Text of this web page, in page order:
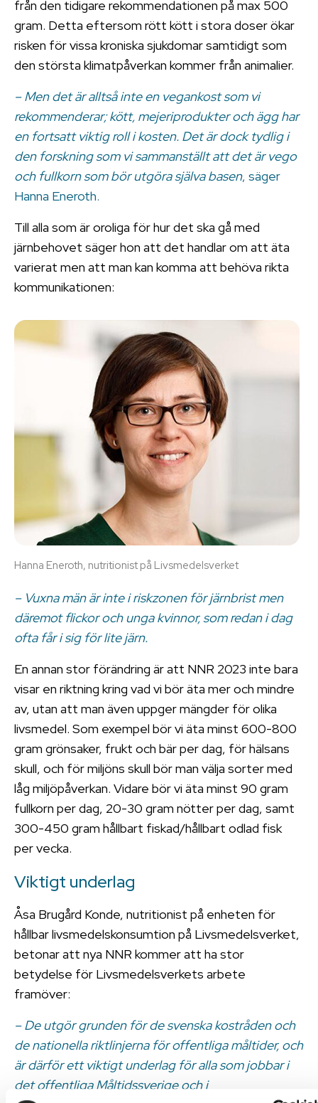
från den tidigare rekommendationen på max 500
gram. Detta eftersom rött kött i stora doser ökar
risken för vissa kroniska sjukdomar samtidigt som
den största klimatpåverkan kommer från animalier.
– Men det är alltså inte en vegankost som vi
rekommenderar; kött, mejeriprodukter och ägg har
en fortsatt viktig roll i kosten. Det är dock tydlig i
den forskning som vi sammanställt att det är vego
och fullkorn som bör utgöra själva basen, säger
Hanna Eneroth.
Till alla som är oroliga för hur det ska gå med
järnbehovet säger hon att det handlar om att äta
varierat men att man kan komma att behöva rikta
kommunikationen:
Hanna Eneroth, nutritionist på Livsmedelsverket
– Vuxna män är inte i riskzonen för järnbrist men
däremot flickor och unga kvinnor, som redan i dag
ofta får i sig för lite järn.
En annan stor förändring är att NNR 2023 inte bara
visar en riktning kring vad vi bör äta mer och mindre
av, utan att man även uppger mängder för olika
livsmedel. Som exempel bör vi äta minst 600-800
gram grönsaker, frukt och bär per dag, för hälsans
skull, och för miljöns skull bör man välja sorter med
låg miljöpåverkan. Vidare bör vi äta minst 90 gram
fullkorn per dag, 20-30 gram nötter per dag, samt
300-450 gram hållbart fiskad/hållbart odlad fisk
per vecka.
Viktigt underlag
Åsa Brugård Konde, nutritionist på enheten för
hållbar livsmedelskonsumtion på Livsmedelsverket,
betonar att nya NNR kommer att ha stor
betydelse för Livsmedelsverkets arbete
framöver:
– De utgör grunden för de svenska kostråden och
de nationella riktlinjerna för offentliga måltider, och
är därför ett viktigt underlag för alla som jobbar i
det offentliga Måltidssverige och i